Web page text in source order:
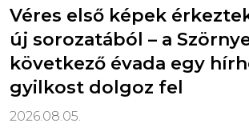
Véres első képek
új sorozatából – a
következő évada egy
gyilkost dolgoz fel
2026.08.05.